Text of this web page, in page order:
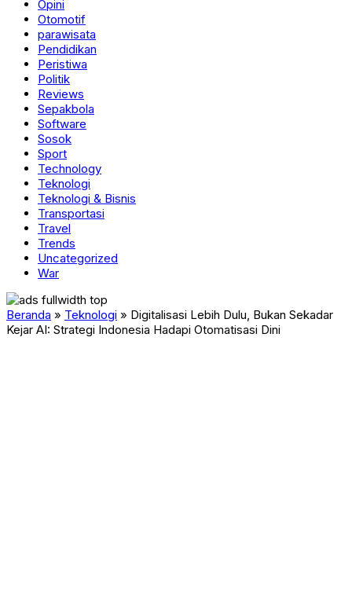
Opini
Otomotif
parawisata
Pendidikan
Peristiwa
Politik
Reviews
Sepakbola
Software
Sosok
Sport
Technology
Teknologi
Teknologi & Bisnis
Transportasi
Travel
Trends
Uncategorized
War
Beranda » Teknologi » Digitalisasi Lebih Dulu, Bukan Sekadar
Kejar AI: Strategi Indonesia Hadapi Otomatisasi Dini